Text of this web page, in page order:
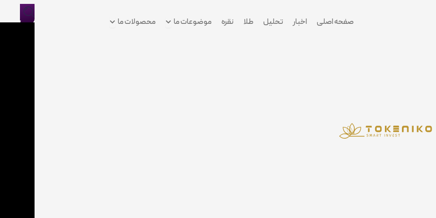
صفحه اصلی اخبار تحلیل طلا نقره موضوعات ما Open موضوعات مامحصولات ما Open محصولات ما
ورود/